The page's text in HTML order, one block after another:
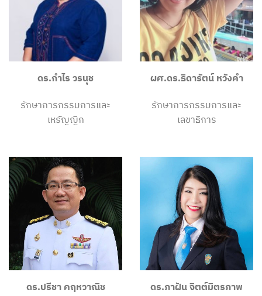
ดร.กำไร วรนุช
รักษาการกรรมการและ
เหรัญญิก
ผศ.ดร.ธิดารัตน์ หวังคำ
รักษาการกรรมการและ
เลขาธิการ
ดร.ปรีชา คฤหวาณิช ดร.ภาฝัน จิตต์มิตรภาพ